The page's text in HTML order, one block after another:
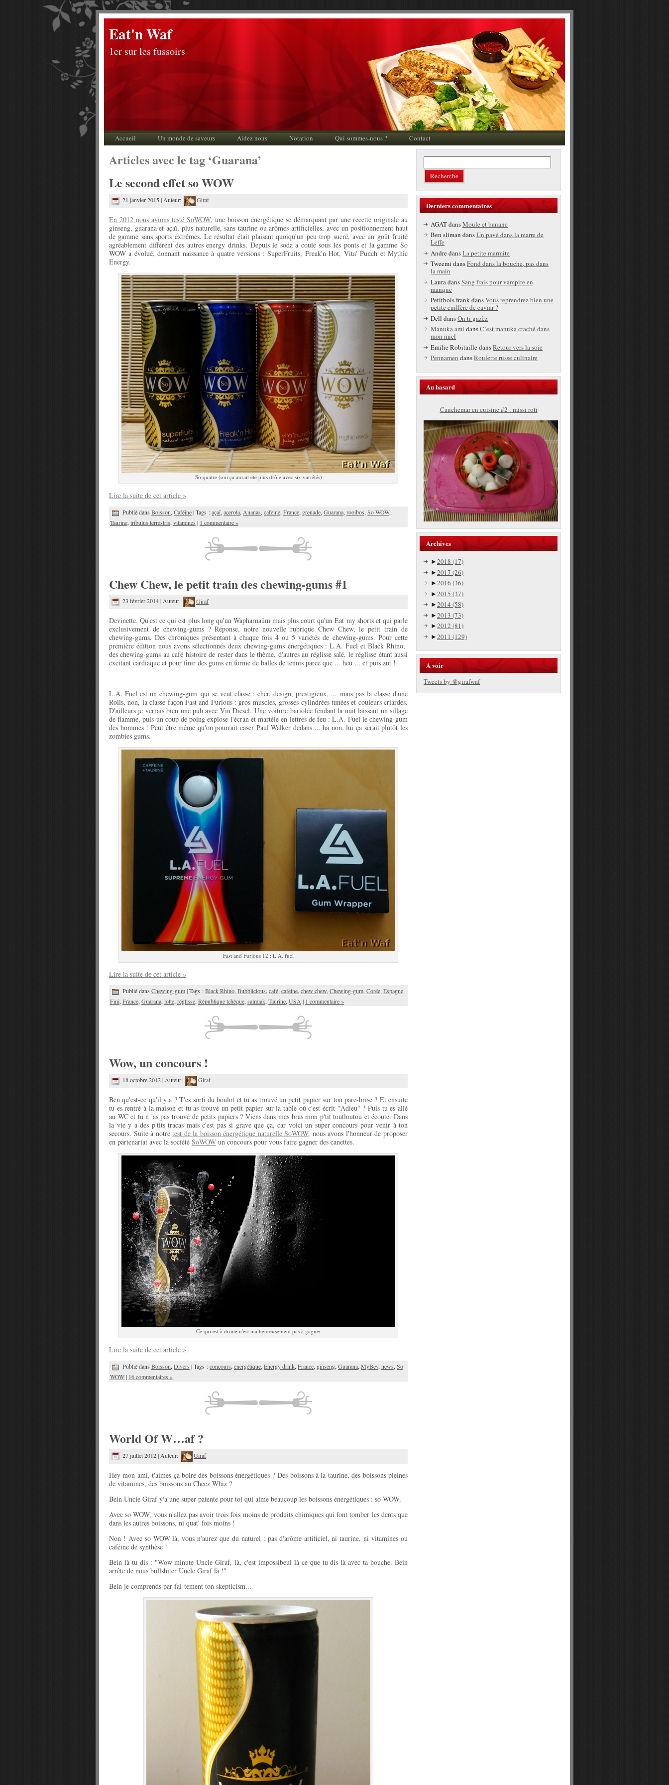
Eat'n Waf
1er sur les fussoirs
Accueil Un monde de saveurs Aidez nous Notation Qui sommes-nous ? Contact
Articles avec le tag ‘Guarana’
Le second effet so WOW
21 janvier 2015 | Auteur: Giraf
En 2012 nous avions testé SoWOW, une boisson énergétique se démarquant par une recette originale au
ginseng, guarana et açaï, plus naturelle, sans taurine ou arômes artificielles, avec un positionnement haut
de gamme sans sports extrêmes. Le résultat était plaisant quoiqu'un peu trop sucré, avec un goût fruité
agréablement différent des autres energy drinks. Depuis le soda a coulé sous les ponts et la gamme So
WOW a évolué, donnant naissance à quatre versions : SuperFruits, Freak'n Hot, Vita' Punch et Mythic
Energy.
So quatre (oui ça aurait été plus drôle avec six variétés)
Lire la suite de cet article »
Publié dans Boisson Caféine| Tags :açaï, acerola Ananas cafeine France grenade Guarana rooibos So WOW,
Taurine tribulus terrestris vitamines | 1 commentaire »
Chew Chew, le petit train des chewing-gums #1
23 février 2014 | Auteur: Giraf
Devinette. Qu'est ce qui est plus long qu'un Wapharnaüm mais plus court qu'un Eat my shorts et qui parle
exclusivement de chewing-gums ? Réponse, notre nouvelle rubrique Chew Chew, le petit train de
chewing-gums. Des chroniques présentant à chaque fois 4 ou 5 variétés de chewing-gums. Pour cette
première édition nous avons sélectionnés deux chewing-gums énergétiques : L.A. Fuel et Black Rhino,
des chewing-gums au café histoire de rester dans le thème, d'autres au réglisse salé, le réglisse étant aussi
excitant cardiaque et pour finir des gums en forme de balles de tennis parce que ... heu ... et puis zut !
L.A. Fuel est un chewing-gum qui se veut classe : cher, design, prestigieux, ... mais pas la classe d'une
Rolls, non, la classe façon Fast and Furious : gros muscles, grosses cylindrées tunées et couleurs criardes.
D'ailleurs je verrais bien une pub avec Vin Diesel. Une voiture bariolée fendant la nuit laissant un sillage
de flamme, puis un coup de poing explose l'écran et martèle en lettres de feu : L.A. Fuel le chewing-gum
des hommes ! Peut être même qu'on pourrait caser Paul Walker dedans ... ha non, lui ça serait plutôt les
zombies gums.
Fast and Furious 12 : L.A. fuel
Lire la suite de cet article »
Publié dans Chewing-gum| Tags :Black Rhino Bubblicious café cafeine chew chew Chewing-gum Corée Espagne
Fini,France,Guarana,lotte,réglisse,République tchèque,salmiak,Taurine,USA | 1 commentaire »
Wow, un concours !
18 octobre 2012 | Auteur: Giraf
Ben qu'est-ce qu'il y a ? T'es sorti du boulot et tu as trouvé un petit papier sur ton pare-brise ? Et ensuite
tu es rentré à la maison et tu as trouvé un petit papier sur la table où c'est écrit "Adieu" ? Puis tu es allé
au WC et tu n 'as pas trouvé de petits papiers ? Viens dans mes bras mon p'tit toutloutou et écoute. Dans
la vie y a des p'tits tracas mais c'est pas si grave que ça, car voici un super concours pour venir à ton
secours. Suite à notretest de la boisson énergétique naturelle SoWOW, nous avons l'honneur de proposer
en partenariat avec la société SoWOW un concours pour vous faire gagner des canettes.
Ce qui est à droite n'est malheureusement pas à gagner
Lire la suite de cet article »
Publié dans Boisson Divers | Tags :concours energétique Energy drink France ginseng Guarana MyBev, news So
WOW| 16 commentaires »
World Of W…af ?
27 juillet 2012 | Auteur: Giraf
Hey mon ami, t'aimes ça boire des boissons énergétiques ? Des boissons à la taurine, des boissons pleines
de vitamines, des boissons au Cheez Whiz ?
Bein Uncle Giraf y'a une super patente pour toi qui aime beaucoup les boissons énergétiques : so WOW.
Avec so WOW, vous n'allez pas avoir trois fois moins de produits chimiques qui font tomber les dents que
dans les autres boissons, ni quat' fois moins !
Non ! Avec so WOW là, vous n'aurez que du naturel : pas d'arôme artificiel, ni taurine, ni vitamines ou
caféine de synthèse !
Bein là tu dis : "Wow minute Uncle Giraf, là, c'est impossibeul là ce que tu dis là avec ta bouche. Bein
arrête de nous bullshiter Uncle Giraf là !"
Bein je comprends par-fai-tement ton skepticism...
Derniers commentaires
AGATdansMoule et banane
Ben sliman dansUn pavé dans la marre de
Leffe
AndredansLa petite marmite
Tweemi dansFond dans la bouche, pas dans
la main
Laura dansSang frais pour vampire en
manque
Petitbois frankdansVous reprendrez bien une
petite cuillère de caviar ?
Dell dansOn ti gazèz
Manuka ami dansC’est manuka craché dans
mon miel
Emilie RobitailledansRetour vers la soie
Pennamen dansRoulette russe culinaire
Au hasard
Cauchemar en cuisine #2 : missi roti
Archives
►2018 (17)
►2017 (26)
►2016 (36)
►2015 (37)
►2014 (58)
►2013 (73)
►2012 (81)
►2011 (129)
A voir
Tweets by @girafwaf